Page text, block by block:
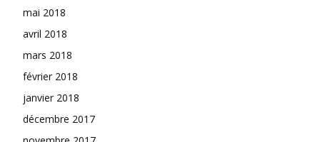
mai 2018
avril 2018
mars 2018
février 2018
janvier 2018
décembre 2017